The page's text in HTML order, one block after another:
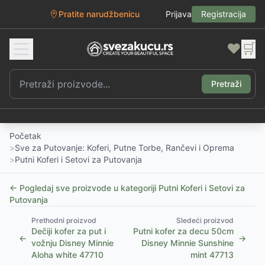
Pratite narudžbenicu Prijava Registracija
❤️ 🛒
Pretraži
Početak
>Sve za Putovanje: Koferi, Putne Torbe, Rančevi i Oprema
>Putni Koferi i Setovi za Putovanja
← Pogledaj sve proizvode u kategoriji Putni Koferi i Setovi za
Putovanja
←
Prethodni proizvod
Dečiji kofer za put i
vožnju Disney Minnie
Aloha white 47710
Sledeći proizvod
Putni kofer za decu 50cm
Disney Minnie Sunshine
mint 47713
→